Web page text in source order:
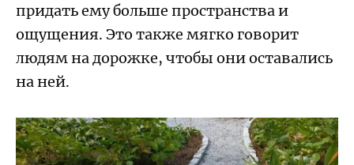
придать ему больше пространства и
ощущения. Это также мягко говорит
людям на дорожке, чтобы они оставались
на ней.